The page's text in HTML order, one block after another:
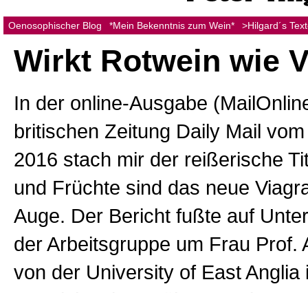
Oenosophischer Blog *Mein Bekenntnis zum Wein* >Hilgard´s
Wirkt Rotwein wie
In der online-Ausgabe
britischen Zeitung Daily Mail
2016 stach mir der reißerische
und Früchte sind das neue
Auge. Der Bericht fußte auf
der Arbeitsgruppe um Frau Prof.
von der University of East Anglia